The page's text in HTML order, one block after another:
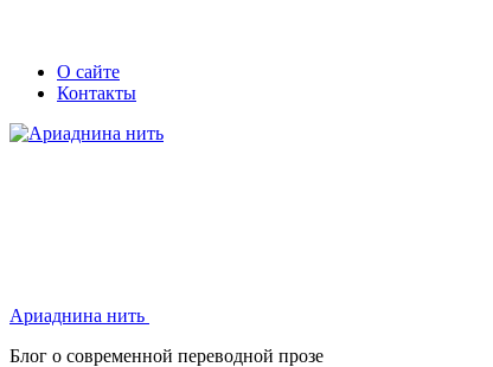
Skip
Secondary
left
navigation
Secondary
right
navigation
О сайте
Контакты
Ариаднина нить
Блог о современной переводной прозе